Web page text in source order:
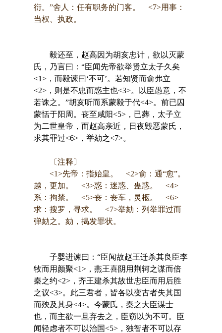
衍。”舍人：任有职务的门客。 <7>用事：
当权、执政。
毅还至，赵高因为胡亥忠计，欲以灭蒙
氏，乃言曰：“臣闻先帝欲举贤立太子久矣
<1>，而毅谏曰‘不可’。若知贤而俞弗立
<2>，则是不忠而惑主也<3>。以臣愚意，不
若诛之。”胡亥听而系蒙毅于代<4>。前已囚
蒙恬于阳周。丧至咸阳<5>，已葬，太子立
为二世皇帝，而赵高亲近，日夜毁恶蒙氏，
求其罪过<6>，举劾之<7>。
〔注释〕
<1>先帝：指始皇。 <2>俞：通“愈”。
越，更加。 <3>惑：迷惑、蛊惑。 <4>
系：拘禁。 <5>丧：丧车，灵柩。 <6>
求：搜罗，寻求。 <7>举劾：列举罪过而
弹劾之。劾，揭发罪状。
子婴进谏曰：“臣闻故赵王迁杀其良臣李
牧而用颜聚<1>，燕王喜阴用荆轲之谋而倍
秦之约<2>，齐王建杀其故世忠臣而用后胜
之议<3>。此三君者，皆各以变古者失其国
而殃及其身<4>。今蒙氏，秦之大臣谋士
也，而主欲一旦弃去之，臣窃以为不可。臣
闻轻虑者不可以治国<5>，独智者不可以存